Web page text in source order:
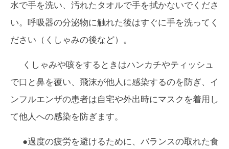
水で手を洗い、汚れたタオルで手を拭かないでくださ
い。呼吸器の分泌物に触れた後はすぐに手を洗ってく
ださい（くしゃみの後など）。
くしゃみや咳をするときはハンカチやティッシュ
で口と鼻を覆い、飛沫が他人に感染するのを防ぎ、イ
ンフルエンザの患者は自宅や外出時にマスクを着用し
て他人への感染を防ぎます。
●過度の疲労を避けるために、バランスの取れた食